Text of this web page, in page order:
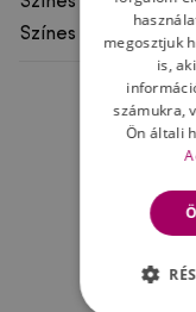
Színes motívummegosztjuk
is,
számukra,
Ön általi